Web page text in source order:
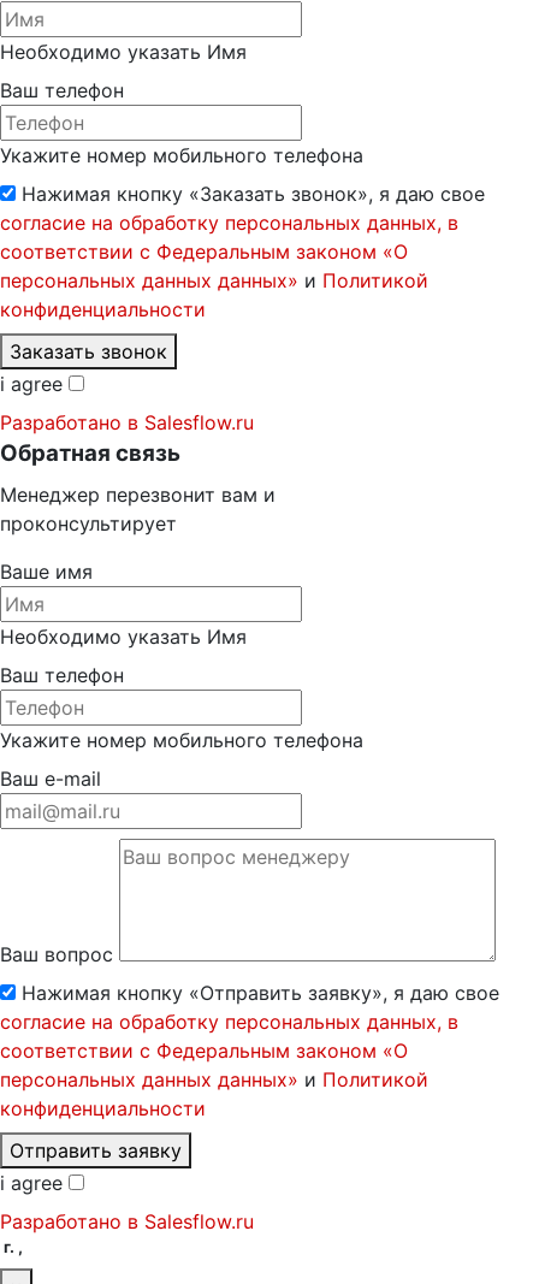
Необходимо указать Имя
Ваш телефон
Укажите номер мобильного телефона
Нажимая кнопку «Заказать звонок», я даю свое
согласие на обработку персональных данных, в
соответствии с Федеральным законом «О
персональных данных данных» и Политикой
конфиденциальности
Заказать звонок
i agree
Разработано в Salesflow.ru
Обратная связь
Менеджер перезвонит вам и
проконсультирует
Ваше имя
Необходимо указать Имя
Ваш телефон
Укажите номер мобильного телефона
Ваш e-mail
Ваш вопрос
Нажимая кнопку «Отправить заявку», я даю свое
согласие на обработку персональных данных, в
соответствии с Федеральным законом «О
персональных данных данных» и Политикой
конфиденциальности
Отправить заявку
i agree
Разработано в Salesflow.ru
г. ,